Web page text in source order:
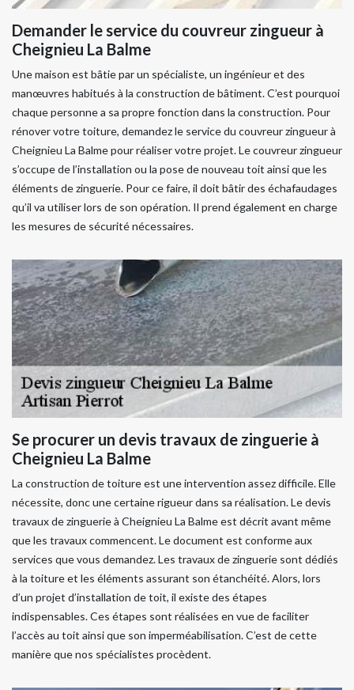
Demander le service du couvreur zingueur à
Cheignieu La Balme
Une maison est bâtie par un spécialiste, un ingénieur et des
manœuvres habitués à la construction de bâtiment. C’est pourquoi
chaque personne a sa propre fonction dans la construction. Pour
rénover votre toiture, demandez le service du couvreur zingueur à
Cheignieu La Balme pour réaliser votre projet. Le couvreur zingueur
s’occupe de l’installation ou la pose de nouveau toit ainsi que les
éléments de zinguerie. Pour ce faire, il doit bâtir des échafaudages
qu’il va utiliser lors de son opération. Il prend également en charge
les mesures de sécurité nécessaires.
Se procurer un devis travaux de zinguerie à
Cheignieu La Balme
La construction de toiture est une intervention assez difficile. Elle
nécessite, donc une certaine rigueur dans sa réalisation. Le devis
travaux de zinguerie à Cheignieu La Balme est décrit avant même
que les travaux commencent. Le document est conforme aux
services que vous demandez. Les travaux de zinguerie sont dédiés
à la toiture et les éléments assurant son étanchéité. Alors, lors
d’un projet d’installation de toit, il existe des étapes
indispensables. Ces étapes sont réalisées en vue de faciliter
l’accès au toit ainsi que son imperméabilisation. C’est de cette
manière que nos spécialistes procèdent.